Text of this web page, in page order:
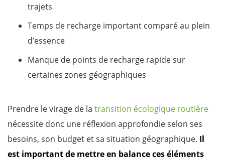
trajets
Temps de recharge important comparé au plein
d’essence
Manque de points de recharge rapide sur
certaines zones géographiques
Prendre le virage de la transition écologique routière
nécessite donc une réflexion approfondie selon ses
besoins, son budget et sa situation géographique. Il
est important de mettre en balance ces éléments